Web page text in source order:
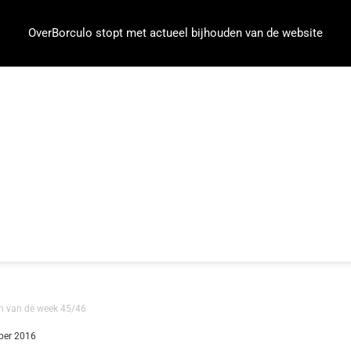
OverBorculo stopt met actueel bijhouden van de website
van de week 45/46
2016